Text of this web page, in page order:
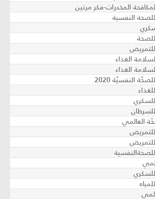
المخدرات-فكر مرتين
النفسية
الغذاء
الغذاء
النفسيّة 2020
العالمي